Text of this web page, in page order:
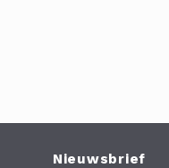
Nieuwsbrief